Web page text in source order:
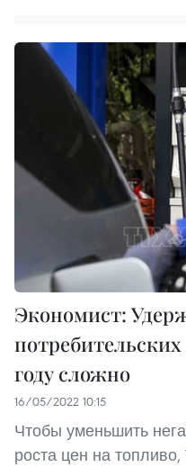
Экономист:
году сложно
16/05/2022 10:15
Чтобы уменьшить
роста цен на